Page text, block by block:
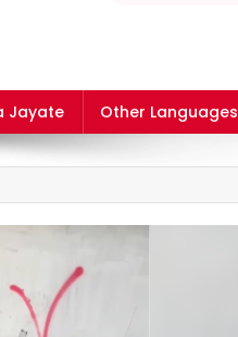
Jayate Other Languages